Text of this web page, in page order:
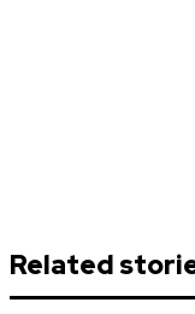
Related